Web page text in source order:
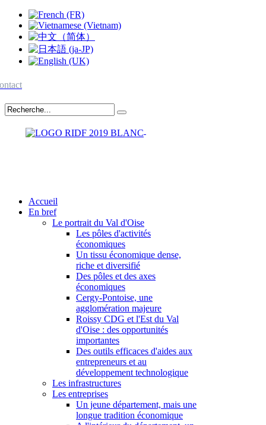
Accueil
En bref
Le portrait du Val d'Oise
Les pôles d'activités
économiques
Un tissu économique dense,
riche et diversifié
Des pôles et des axes
économiques
Cergy-Pontoise, une
agglomération majeure
Roissy CDG et l'Est du Val
d'Oise : des opportunités
importantes
Des outils efficaces d'aides aux
entrepreneurs et au
développement technologique
Les infrastructures
Les entreprises
Un jeune département, mais une
longue tradition économique